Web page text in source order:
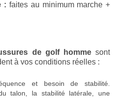
: faites au minimum marche +
de golf hommesont
à vos conditions réelles :
et besoin de stabilité.
talon, la stabilité latérale, une